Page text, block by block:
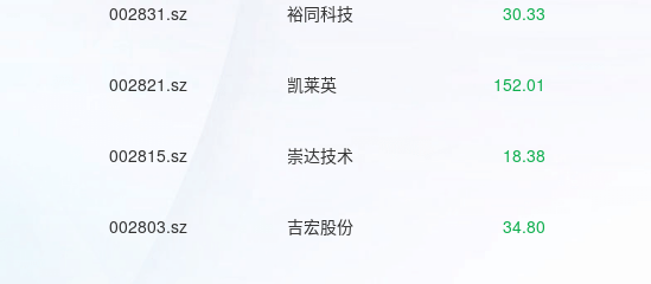
002831.sz 裕同科技 30.33
002821.sz 凯莱英 152.01
002815.sz 崇达技术 18.38
002803.sz 吉宏股份 34.80